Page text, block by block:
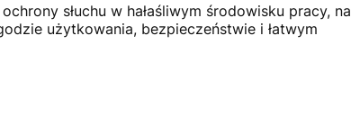
słuchu w hałaśliwym środowisku pracy, na
użytkowania, bezpieczeństwie i łatwym